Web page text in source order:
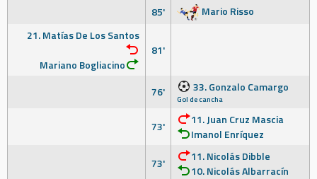
85'
Mario Risso
21. Matías De Los Santos
Mariano Bogliacino
81'
76' 33. Gonzalo Camargo
Gol de cancha
73'
11. Juan Cruz Mascia
Imanol Enríquez
73'
11. Nicolás Dibble
10. Nicolás Albarracín